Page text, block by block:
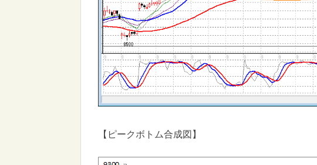
【ピークボトム合成図】